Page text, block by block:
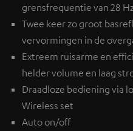
grensfrequentie van 28
Twee keer zo groot
vervormingen in de
Extreem ruisarme en
helder volume en laag
Draadloze bediening via
Wireless set
Auto on/off